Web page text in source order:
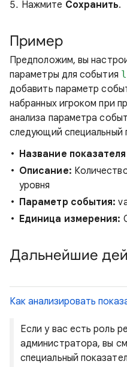
Нажмите Сохранить.
Пример
Предположим, вы
параметры для события
добавить параметр
набранных игроком при
анализа параметра
следующий специальный
Название
Описание:
уровня
Параметр события:
Единица измерения:
Дальнейшие
Как анализировать
Если у вас есть роль
администратора, вы
специальный